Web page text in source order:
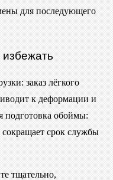
для последующего
заказ лёгкого
к деформации и
подготовка обоймы:
сокращает срок службы
тщательно,